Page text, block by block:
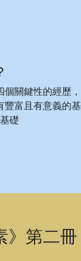
關鍵性的經歷，
豐富且有意義的基
礎
》第二冊